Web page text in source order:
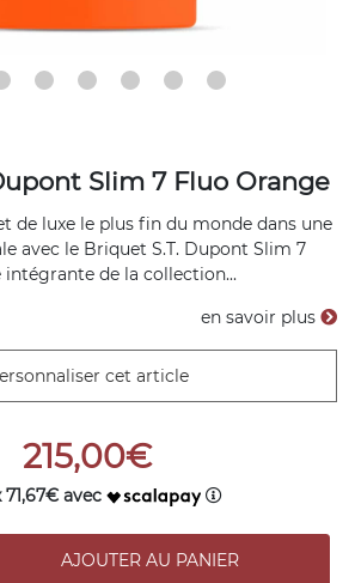
Slim 7 Fluo Orange
de luxe le plus fin du monde dans une
avec le Briquet S.T. Dupont Slim 7
intégrante de la collection...
en savoir plus
cet article
215,00€
71,67€ avec